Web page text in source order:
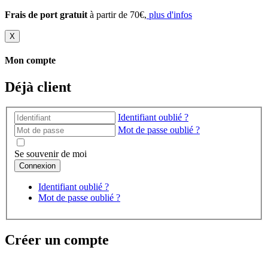
Frais de port gratuit à partir de 70€, plus d'infos
X
Mon compte
Déjà client
Identifiant oublié ?
Mot de passe oublié ?
Se souvenir de moi
Identifiant oublié ?
Mot de passe oublié ?
Créer un compte